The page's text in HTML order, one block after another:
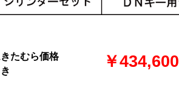
たむら価格
￥434,600